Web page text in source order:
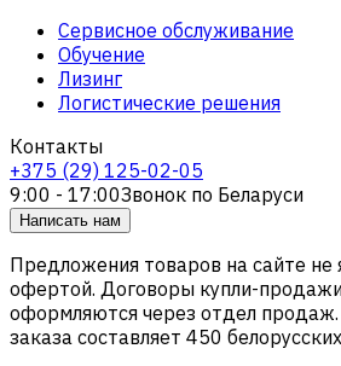
Сервисное обслуживание
Обучение
Лизинг
Логистические решения
Контакты
+375 (29) 125-02-05
9:00 - 17:00Звонок по Беларуси
Написать нам
Предложения товаров на сайте не
офертой. Договоры купли-
оформляются через отдел
заказа составляет 450